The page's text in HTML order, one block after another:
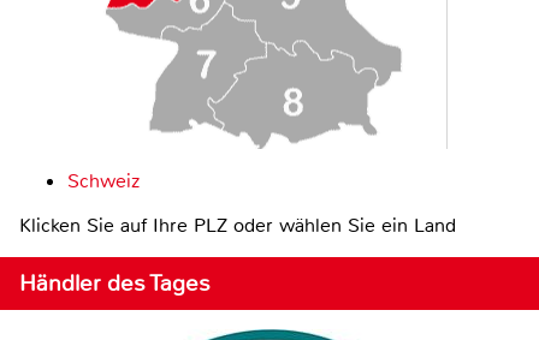
Schweiz
Klicken Sie auf Ihre PLZ oder wählen Sie ein Land
Händler des Tages